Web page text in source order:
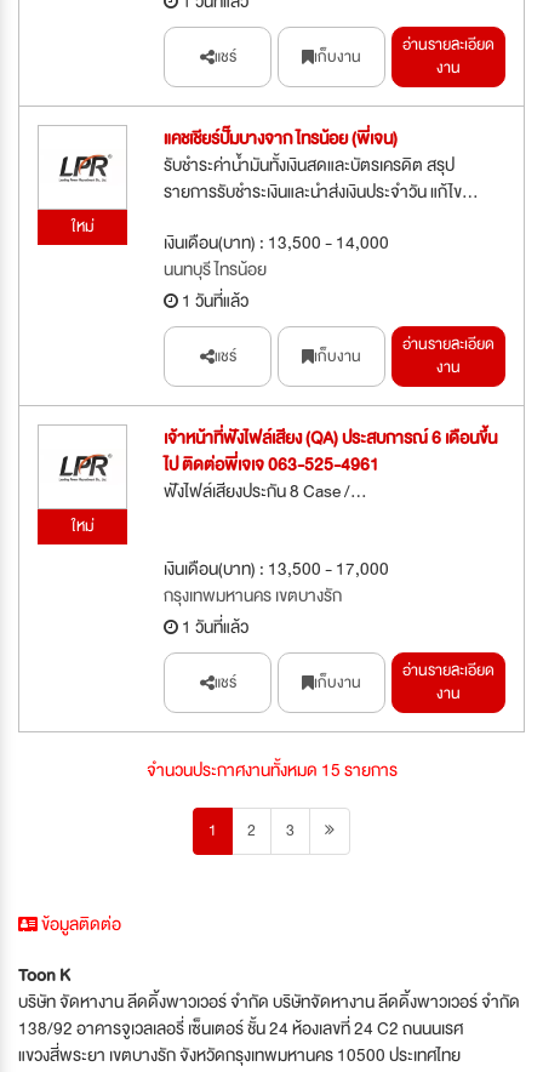
แชร์ เก็บงาน
อ่านรายละเอียด
งาน
ใหม่
แคชเชียร์ปั๊มบางจาก ไทรน้อย (พี่เจน)
รับชำระค่าน้ำมันทั้งเงินสดและบัตรเครดิต สรุป
รายการรับชำระเงินและนำส่งเงินประจำวัน แก้ไข...
เงินเดือน(บาท) : 13,500 - 14,000
นนทบุรี ไทรน้อย
1 วันที่แล้ว
แชร์ เก็บงาน
อ่านรายละเอียด
งาน
ใหม่
เจ้าหน้าที่ฟังไฟล์เสียง (QA) ประสบการณ์ 6 เดือนขึ้น
ไป ติดต่อพี่เจเจ 063-525-4961
ฟังไฟล์เสียงประกัน 8 Case /...
เงินเดือน(บาท) : 13,500 - 17,000
กรุงเทพมหานคร เขตบางรัก
1 วันที่แล้ว
แชร์ เก็บงาน
อ่านรายละเอียด
งาน
จำนวนประกาศงานทั้งหมด 15 รายการ
1 2 3
ข้อมูลติดต่อ
Toon K
บริษัท จัดหางาน ลีดดิ้งพาวเวอร์ จำกัด บริษัทจัดหางาน ลีดดิ้งพาวเวอร์ จำกัด
138/92 อาคารจูเวลเลอรี่ เซ็นเตอร์ ชั้น 24 ห้องเลขที่ 24 C2 ถนนนเรศ
แขวงสี่พระยา เขตบางรัก จังหวัดกรุงเทพมหานคร 10500 ประเทศไทย